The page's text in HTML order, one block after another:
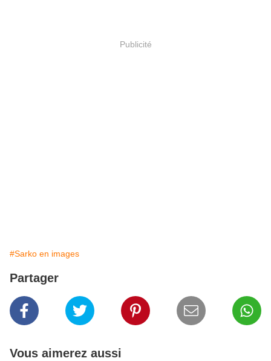
Publicité
#Sarko en images
Partager
Vous aimerez aussi